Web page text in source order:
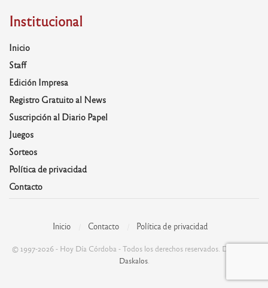
Institucional
Inicio
Staff
Edición Impresa
Registro Gratuito al News
Suscripción al Diario Papel
Juegos
Sorteos
Política de privacidad
Contacto
Inicio Contacto Política de privacidad
© 1997-2026 - Hoy Día Córdoba - Todos los derechos reservados. Desarrolla:
Daskalos.